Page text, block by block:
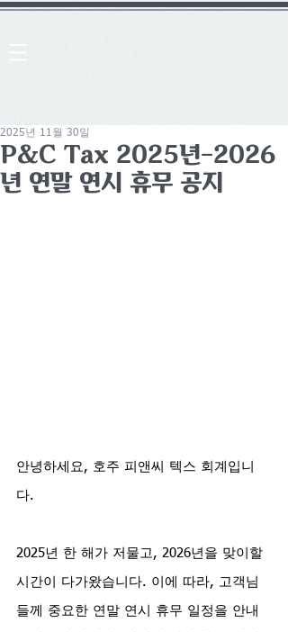
P&C Tax 2025년-2026
년 연말 연시 휴무 공지
2025년 11월 30일
안녕하세요, 호주 피앤씨 텍스 회계입니
다.
2025년 한 해가 저물고, 2026년을 맞이할
시간이 다가왔습니다. 이에 따라, 고객님
들께 중요한 연말 연시 휴무 일정을 안내